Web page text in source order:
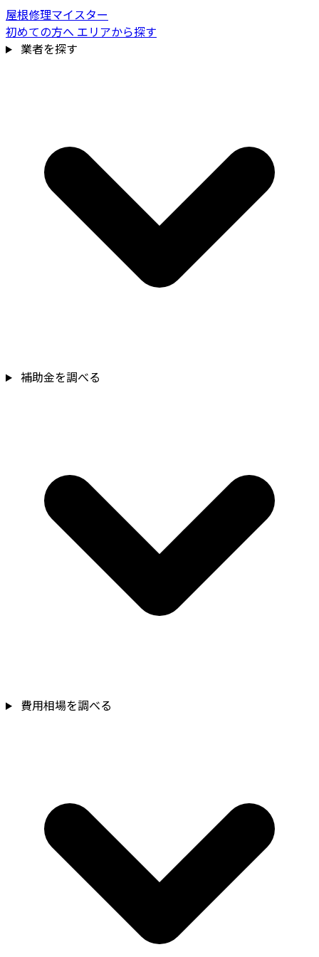
屋根修理マイスター
初めての方へ エリアから探す
業者を探す
補助金を調べる
費用相場を調べる